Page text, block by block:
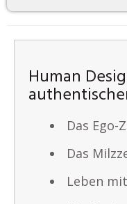
Human
Das
Das
Leben